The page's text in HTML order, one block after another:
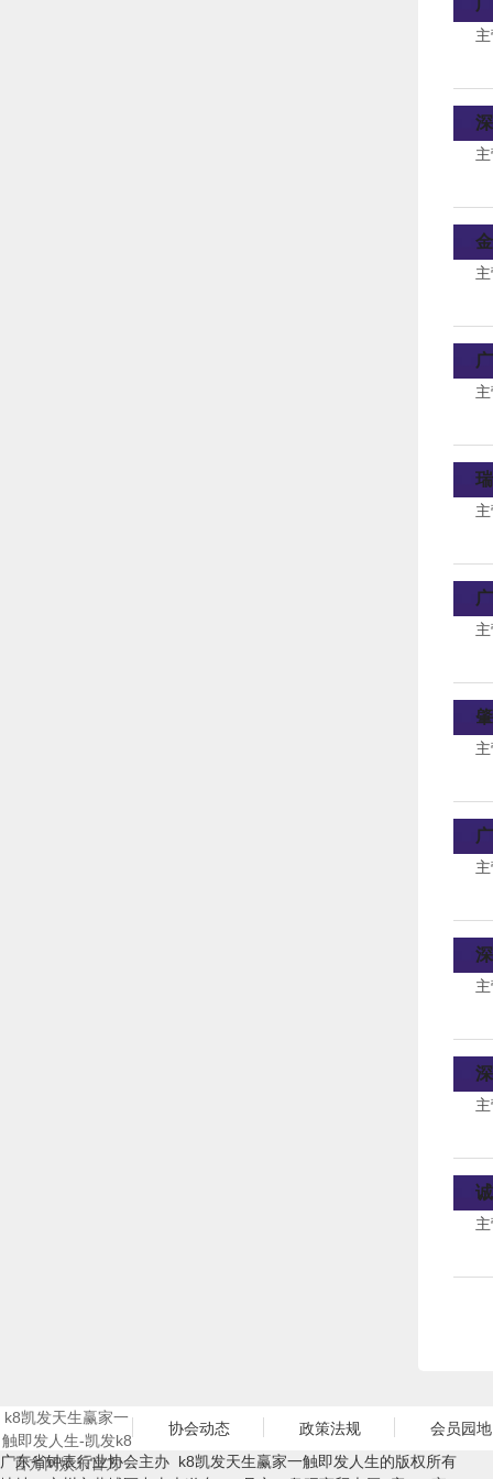
k8凯发天生赢家一
触即发人生-凯发k8
官方网娱乐官方
协会动态 政策法规
会员园地
广东省钟表行业协会主办 k8凯发天生赢家一触即发人生的版权所有